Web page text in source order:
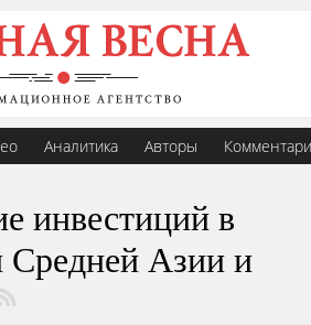
Аналитика Авторы
инвестиций в
Средней Азии и